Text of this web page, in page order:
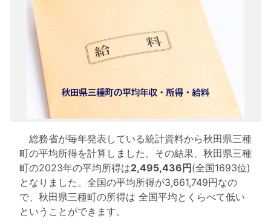
総務省が毎年発表している統計資料から秋田県三種
町の平均所得を計算しました。その結果、秋田県三種
町の2023年の平均所得は2,495,436円(全国1693位)
となりました。全国の平均所得が3,661,749円なの
で、秋田県三種町の所得は 全国平均とくらべて低い
ということができます。